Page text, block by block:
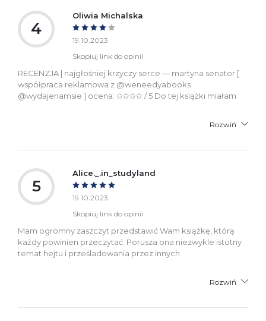
4
Oliwia Michalska
19.10.2023
Skopiuj link do opinii
RECENZJA | najgłośniej krzyczy serce — martyna senator [
współpraca reklamowa z @weneedyabooks
@wydajenamsie ] ocena: ✩✩✩✩ / 5 Do tej książki miałam
Rozwiń
5
Alice._.in_studyland
19.10.2023
Skopiuj link do opinii
Mam ogromny zaszczyt przedstawić Wam książkę, którą
każdy powinien przeczytać. Porusza ona niezwykle istotny
temat hejtu i prześladowania przez innych
Rozwiń